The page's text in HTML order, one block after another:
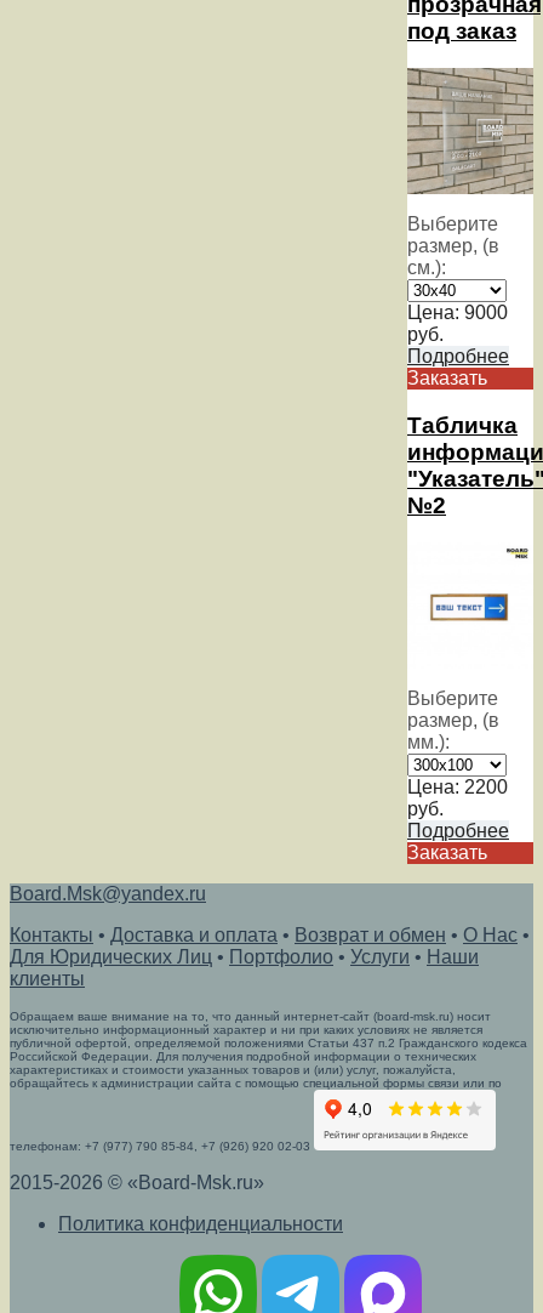
под заказ
Выберите
размер, (в
см.):
Цена: 9000
руб.
Подробнее
Заказать
Табличка
№2
Выберите
размер, (в
мм.):
Цена: 2200
руб.
Подробнее
Заказать
Board.Msk@yandex.ru
Контакты • Доставка и оплата • Возврат и обмен • О Нас •
Для Юридических Лиц • Портфолио • Услуги • Наши
клиенты
Обращаем ваше внимание на то, что данный интернет-сайт (board-msk.ru) носит
исключительно информационный характер и ни при каких условиях не является
публичной офертой, определяемой положениями Статьи 437 п.2 Гражданского кодекса
Российской Федерации. Для получения подробной информации о технических
характеристиках и стоимости указанных товаров и (или) услуг, пожалуйста,
обращайтесь к администрации сайта с помощью специальной формы связи или по
телефонам: +7 (977) 790 85-84, +7 (926) 920 02-03
2015-2026 © «Board-Msk.ru»
Политика конфиденциальности